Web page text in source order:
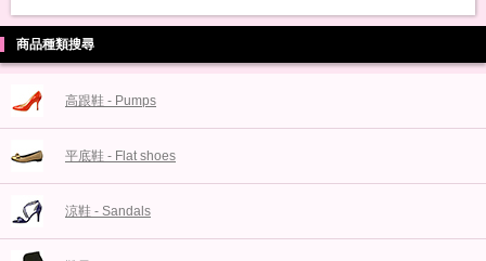
商品種類搜尋
高跟鞋 - Pumps
平底鞋 - Flat shoes
涼鞋 - Sandals